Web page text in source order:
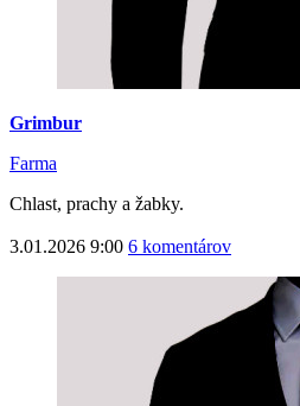
Grimbur
Farma
Chlast, prachy a žabky.
3.01.2026 9:00 6 komentárov